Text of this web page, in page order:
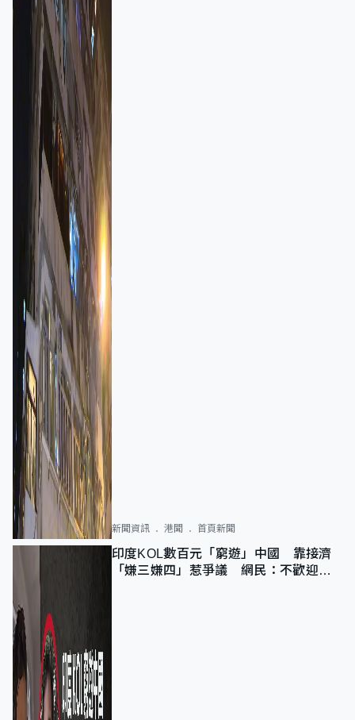
新聞資訊 港聞 首頁新聞
印度KOL數百元「窮遊」中國 靠接濟
「嫌三嫌四」惹爭議 網民：不歡迎劣